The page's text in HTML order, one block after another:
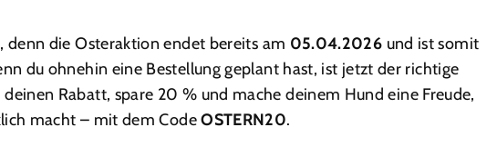
denn die Osteraktion endet bereits am 05.04.2026 und ist somit
du ohnehin eine Bestellung geplant hast, ist jetzt der richtige
Rabatt, spare 20 % und mache deinem Hund eine Freude,
macht – mit dem CodeOSTERN20.